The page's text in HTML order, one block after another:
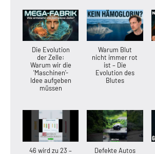
Die Evolution
der Zelle:
Warum wir die
'Maschinen'-
Idee aufgeben
müssen
Warum Blut
nicht immer rot
ist – Die
Evolution des
Blutes
46 wird zu 23 –
Defekte Autos